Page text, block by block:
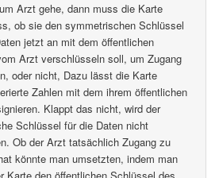
Arzt gehe, dann muss die Karte
ob sie den symmetrischen Schlüssel
jetzt an mit dem öffentlichen
Arzt verschlüsseln soll, um Zugang
oder nicht, Dazu lässt die Karte
Zahlen mit dem ihrem öffentlichen
Klappt das nicht, wird der
Schlüssel für die Daten nicht
Ob der Arzt tatsächlich Zugang zu
könnte man umsetzten, indem man